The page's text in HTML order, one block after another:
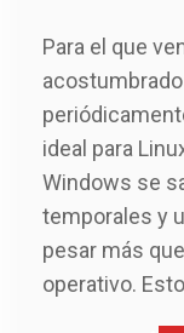
Para el que
ideal para
Windows se
temporales y
pesar más
operativo.